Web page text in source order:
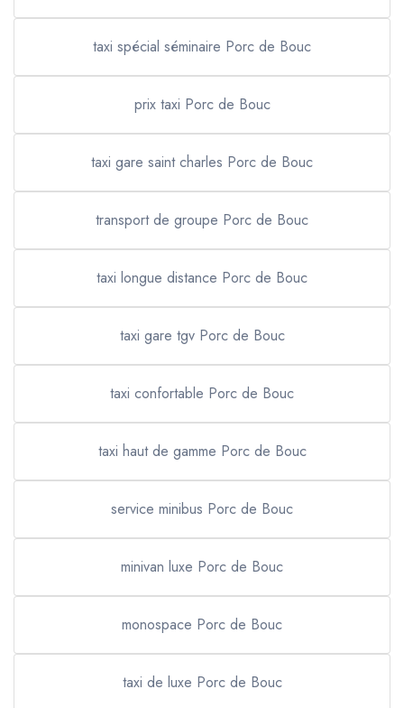
taxi spécial séminaire Porc de Bouc
prix taxi Porc de Bouc
taxi gare saint charles Porc de Bouc
transport de groupe Porc de Bouc
taxi longue distance Porc de Bouc
taxi gare tgv Porc de Bouc
taxi confortable Porc de Bouc
taxi haut de gamme Porc de Bouc
service minibus Porc de Bouc
minivan luxe Porc de Bouc
monospace Porc de Bouc
taxi de luxe Porc de Bouc